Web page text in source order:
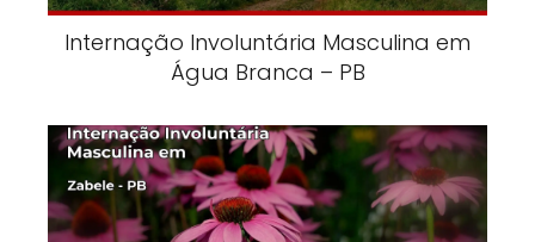
Internação Involuntária Masculina em
Água Branca – PB